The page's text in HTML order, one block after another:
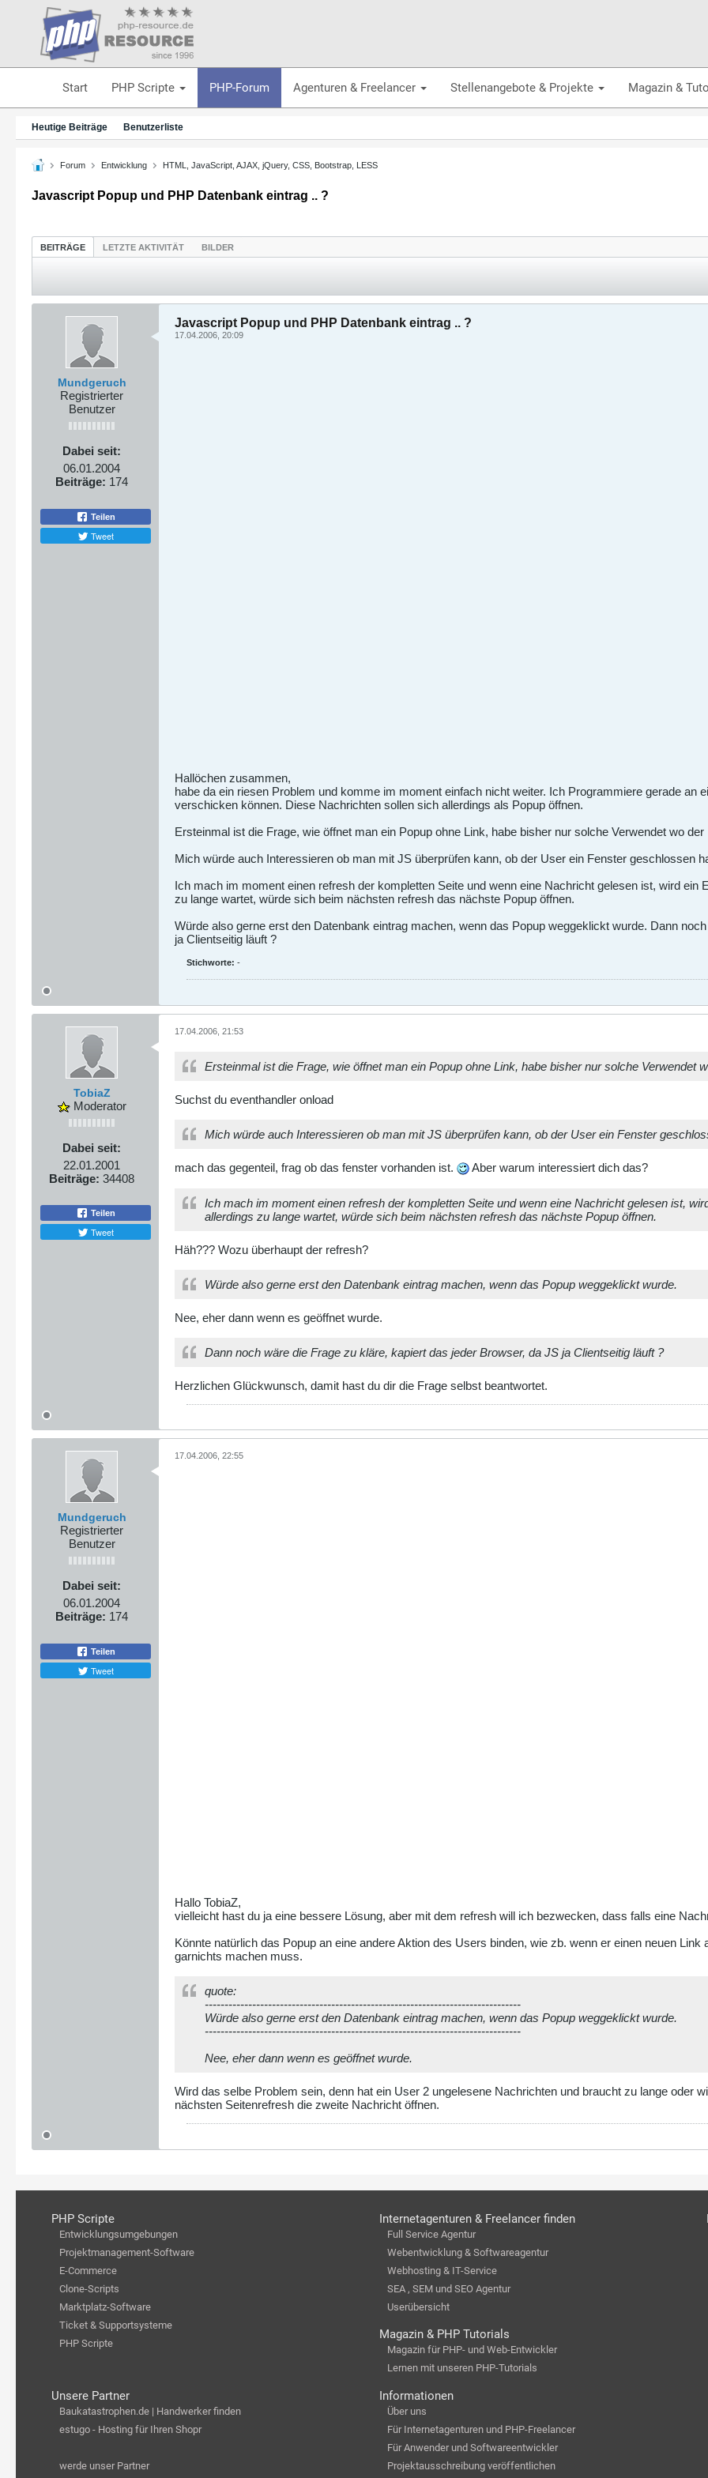
Start PHP Scripte PHP-Forum Agenturen & Freelancer Stellenangebote & Projekte Magazin &
Heutige Beiträge Benutzerliste
Forum Entwicklung HTML, JavaScript, AJAX, jQuery, CSS, Bootstrap, LESS
Javascript Popup und PHP Datenbank eintrag .. ?
BEITRÄGE LETZTE AKTIVITÄT BILDER
Mundgeruch
Registrierter
Benutzer
Dabei seit:
06.01.2004
Beiträge: 174
Teilen
Tweet
Javascript Popup und PHP Datenbank eintrag .. ?
17.04.2006, 20:09
Hallöchen zusammen,
habe da ein riesen Problem und komme im moment einfach nicht weiter. Ich Programmiere gerade
verschicken können. Diese Nachrichten sollen sich allerdings als Popup öffnen.
Ersteinmal ist die Frage, wie öffnet man ein Popup ohne Link, habe bisher nur solche Verwendet wo
Mich würde auch Interessieren ob man mit JS überprüfen kann, ob der User ein Fenster geschlossen
Ich mach im moment einen refresh der kompletten Seite und wenn eine Nachricht gelesen ist, wird ein
zu lange wartet, würde sich beim nächsten refresh das nächste Popup öffnen.
Würde also gerne erst den Datenbank eintrag machen, wenn das Popup weggeklickt wurde. Dann
ja Clientseitig läuft ?
Stichworte: -
TobiaZ
Moderator
Dabei seit:
22.01.2001
Beiträge: 34408
Teilen
Tweet
17.04.2006, 21:53
Ersteinmal ist die Frage, wie öffnet man ein Popup ohne Link, habe bisher nur solche Verwendet
Suchst du eventhandler onload
Mich würde auch Interessieren ob man mit JS überprüfen kann, ob der User ein Fenster
mach das gegenteil, frag ob das fenster vorhanden ist. Aber warum interessiert dich das?
Ich mach im moment einen refresh der kompletten Seite und wenn eine Nachricht gelesen ist,
allerdings zu lange wartet, würde sich beim nächsten refresh das nächste Popup öffnen.
Häh??? Wozu überhaupt der refresh?
Würde also gerne erst den Datenbank eintrag machen, wenn das Popup weggeklickt wurde.
Nee, eher dann wenn es geöffnet wurde.
Dann noch wäre die Frage zu kläre, kapiert das jeder Browser, da JS ja Clientseitig läuft ?
Herzlichen Glückwunsch, damit hast du dir die Frage selbst beantwortet.
Mundgeruch
Registrierter
Benutzer
Dabei seit:
06.01.2004
Beiträge: 174
Teilen
Tweet
17.04.2006, 22:55
Hallo TobiaZ,
vielleicht hast du ja eine bessere Lösung, aber mit dem refresh will ich bezwecken, dass falls eine
Könnte natürlich das Popup an eine andere Aktion des Users binden, wie zb. wenn er einen neuen
garnichts machen muss.
quote:
--------------------------------------------------------------------------------
Würde also gerne erst den Datenbank eintrag machen, wenn das Popup weggeklickt wurde.
--------------------------------------------------------------------------------
Nee, eher dann wenn es geöffnet wurde.
Wird das selbe Problem sein, denn hat ein User 2 ungelesene Nachrichten und braucht zu lange oder
nächsten Seitenrefresh die zweite Nachricht öffnen.
PHP Scripte
Entwicklungsumgebungen
Projektmanagement-Software
E-Commerce
Clone-Scripts
Marktplatz-Software
Ticket & Supportsysteme
PHP Scripte
Internetagenturen & Freelancer finden
Full Service Agentur
Webentwicklung & Softwareagentur
Webhosting & IT-Service
SEA , SEM und SEO Agentur
Userübersicht
Magazin & PHP Tutorials
Magazin für PHP- und Web-Entwickler
Lernen mit unseren PHP-Tutorials
Unsere Partner
Baukatastrophen.de | Handwerker finden
estugo - Hosting für Ihren Shopr
werde unser Partner
Informationen
Über uns
Für Internetagenturen und PHP-Freelancer
Für Anwender und Softwareentwickler
Projektausschreibung veröffentlichen